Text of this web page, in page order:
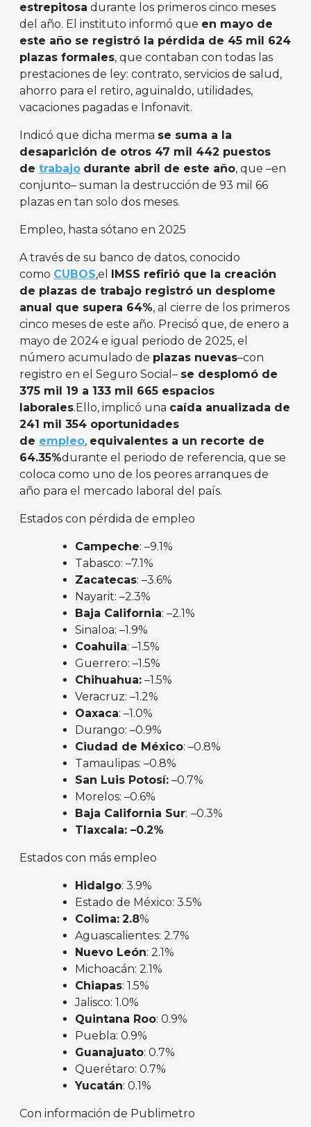
estrepitosa durante los primeros cinco meses
del año. El instituto informó que en mayo de
este año se registró la pérdida de 45 mil 624
plazas formales, que contaban con todas las
prestaciones de ley: contrato, servicios de salud,
ahorro para el retiro, aguinaldo, utilidades,
vacaciones pagadas e Infonavit.
Indicó que dicha merma se suma a la
desaparición de otros 47 mil 442 puestos
de trabajo durante abril de este año, que –en
conjunto– suman la destrucción de 93 mil 66
plazas en tan solo dos meses.
Empleo, hasta sótano en 2025
A través de su banco de datos, conocido
como CUBOS,el
IMSS refirió que la creación
de plazas de trabajo registró un desplome
anual que supera 64%, al cierre de los primeros
cinco meses de este año. Precisó que, de enero a
mayo de 2024 e igual periodo de 2025, el
número acumulado de plazas nuevas–con
registro en el Seguro Social– se desplomó de
375 mil 19 a 133 mil 665 espacios
laborales.Ello, implicó una caída anualizada de
241 mil 354 oportunidades
de empleo, equivalentes a un recorte de
64.35%durante el periodo de referencia, que se
coloca como uno de los peores arranques de
año para el mercado laboral del país.
Estados con pérdida de empleo
Campeche: –9.1%
Tabasco: –7.1%
Zacatecas: –3.6%
Nayarit: –2.3%
Baja California: –2.1%
Sinaloa: –1.9%
Coahuila: –1.5%
Guerrero: –1.5%
Chihuahua: –1.5%
Veracruz: –1.2%
Oaxaca: –1.0%
Durango: –0.9%
Ciudad de México: –0.8%
Tamaulipas: –0.8%
San Luis Potosí: –0.7%
Morelos: –0.6%
Baja California Sur: –0.3%
Tlaxcala: –0.2%
Estados con más empleo
Hidalgo: 3.9%
Estado de México: 3.5%
Colima: 2.8%
Aguascalientes: 2.7%
Nuevo León: 2.1%
Michoacán: 2.1%
Chiapas: 1.5%
Jalisco: 1.0%
Quintana Roo: 0.9%
Puebla: 0.9%
Guanajuato: 0.7%
Querétaro: 0.7%
Yucatán: 0.1%
Con información de Publimetro